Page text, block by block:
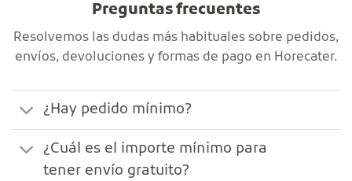
Preguntas frecuentes
Resolvemos las dudas más habituales sobre pedidos,
envíos, devoluciones y formas de pago en Horecater.
¿Hay pedido mínimo?
¿Cuál es el importe mínimo para
tener envío gratuito?